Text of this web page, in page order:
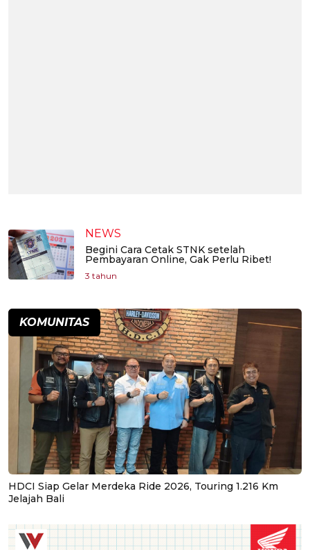
NEWS
Begini Cara Cetak STNK setelah
Pembayaran Online, Gak Perlu Ribet!
3 tahun
KOMUNITAS
HDCI Siap Gelar Merdeka Ride 2026, Touring 1.216 Km
Jelajah Bali